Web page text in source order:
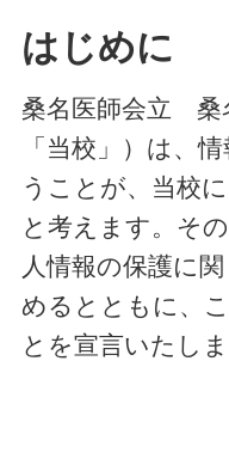
はじめに
桑名医師会立 桑
「当校」）は、
うことが、当校
と考えます。そ
人情報の保護に
めるとともに、
とを宣言いたしま